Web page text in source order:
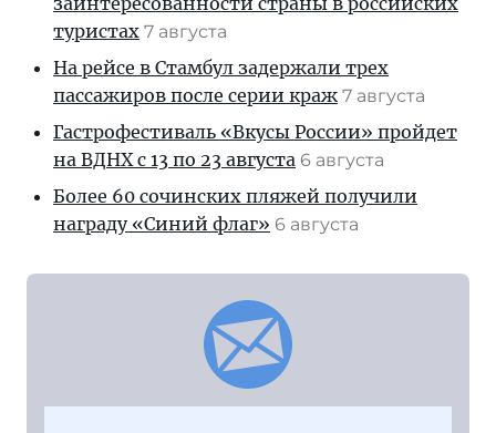
туристах 7 августа
На рейсе в Стамбул задержали трех
пассажиров после серии краж 7 августа
Гастрофестиваль «Вкусы России» пройдет
на ВДНХ с 13 по 23 августа 6 августа
Более 60 сочинских пляжей получили
награду «Синий флаг» 6 августа